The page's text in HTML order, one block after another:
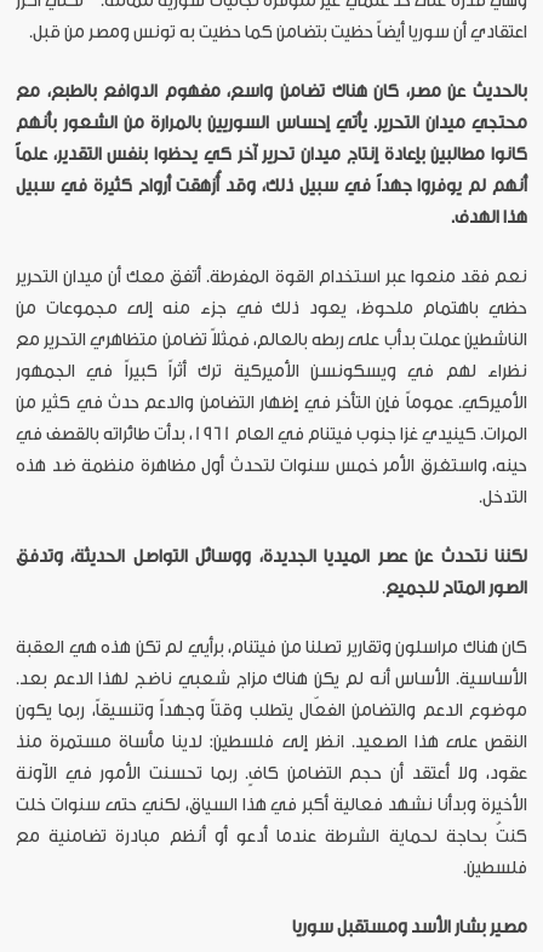
اعتقادي أن سوريا أيضاً حظيت بتضامن كما حظيت به تونس ومصر من قبل.
بالحديث عن مصر، كان هناك تضامن واسع، مفهوم الدوافع بالطبع، مع
محتجي ميدان التحرير. يأتي إحساس السوريين بالمرارة من الشعور بأنهم
كانوا مطالبين بإعادة إنتاج ميدان تحرير آخر كي يحظوا بنفس التقدير، علماً
أنهم لم يوفروا جهداً في سبيل ذلك، وقد أُزهقت أرواح كثيرة في سبيل
هذا الهدف.
نعم فقد منعوا عبر استخدام القوة المفرطة. أتفق معك أن ميدان التحرير
حظي باهتمام ملحوظ، يعود ذلك في جزء منه إلى مجموعات من
الناشطين عملت بدأب على ربطه بالعالم، فمثلاً تضامن متظاهري التحرير مع
نظراء لهم في ويسكونسن الأميركية ترك أثراً كبيراً في الجمهور
الأميركي. عموماً فإن التأخر في إظهار التضامن والدعم حدث في كثير من
المرات. كينيدي غزا جنوب فيتنام في العام 1961، بدأت طائراته بالقصف في
حينه، واستغرق الأمر خمس سنوات لتحدث أول مظاهرة منظمة ضد هذه
التدخل.
لكننا نتحدث عن عصر الميديا الجديدة، ووسائل التواصل الحديثة، وتدفق
الصور المتاح للجميع.
كان هناك مراسلون وتقارير تصلنا من فيتنام، برأيي لم تكن هذه هي العقبة
الأساسية. الأساس أنه لم يكن هناك مزاج شعبي ناضج لهذا الدعم بعد.
موضوع الدعم والتضامن الفعّال يتطلب وقتاً وجهداً وتنسيقاً، ربما يكون
النقص على هذا الصعيد. انظر إلى فلسطين: لدينا مأساة مستمرة منذ
عقود، ولا أعتقد أن حجم التضامن كافٍ. ربما تحسنت الأمور في الآونة
الأخيرة وبدأنا نشهد فعالية أكبر في هذا السياق، لكني حتى سنوات خلت
كنتُ بحاجة لحماية الشرطة عندما أدعو أو أنظم مبادرة تضامنية مع
فلسطين.
مصير بشار الأسد ومستقبل سوريا